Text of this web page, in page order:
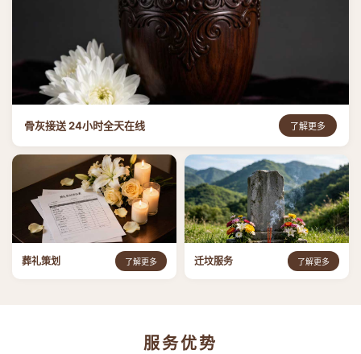
骨灰接送 24小时全天在线 了解更多
葬礼策划 了解更多 迁坟服务 了解更多
服务优势